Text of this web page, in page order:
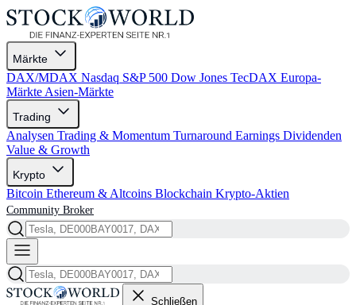
Märkte
DAX/MDAX Nasdaq S&P 500 Dow Jones TecDAX Europa-
Märkte Asien-Märkte
Trading
Analysen Trading & Momentum Turnaround Earnings Dividenden
Value & Growth
Krypto
Bitcoin Ethereum & Altcoins Blockchain Krypto-Aktien
Community Broker
Schließen